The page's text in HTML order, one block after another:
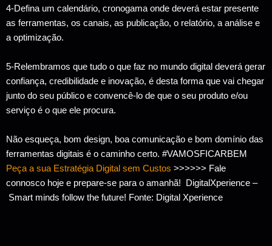
4-Defina um calendário, cronogama onde deverá estar presente
as ferramentas, os canais, as publicação, o relatório, a análise e
a optimização.
5-Relembramos que tudo o que faz no mundo digital deverá gerar
confiança, credibilidade e inovação, é desta forma que vai chegar
junto do seu público e convencê-lo de que o seu produto e/ou
serviço é o que ele procura.
Não esqueça, bom design, boa comunicação e bom domínio das
ferramentas digitais é o caminho certo. #VAMOSFICARBEM
Peça a sua Estratégia Digital sem Custos >>>>>> Fale
connosco hoje e prepare-se para o amanhã!
DigitalXperience –
Smart minds follow the future! Fonte: Digital Xperience